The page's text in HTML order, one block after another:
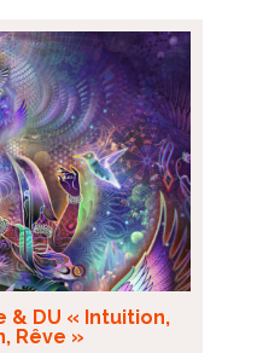
& DU « Intuition,
Rêve »